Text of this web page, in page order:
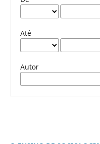
Até
Autor